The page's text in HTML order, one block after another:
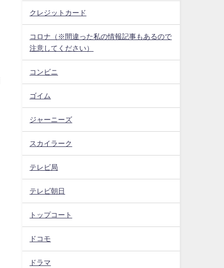
クレジットカード
コロナ（※間違った私の情報記事もあるので
注意してください）
コンビニ
ゴイム
ジャーニーズ
スカイラーク
テレビ局
テレビ朝日
トップコート
ドコモ
ドラマ